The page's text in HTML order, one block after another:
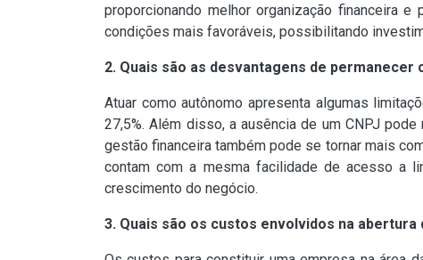
proporcionando melhor organização financeira
condições mais favoráveis, possibilitando
2. Quais são as desvantagens de
Atuar como autônomo apresenta algumas
27,5%. Além disso, a ausência de um CNPJ
gestão financeira também pode se tornar mais
contam com a mesma facilidade de acesso a
crescimento do negócio.
3. Quais são os custos envolvidos na abertura